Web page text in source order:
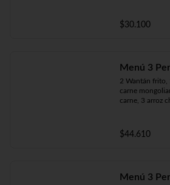
$30.100
Menú 3
2 Wantán frito,
carne
carne, 3 arroz
$44.610
Menú 3